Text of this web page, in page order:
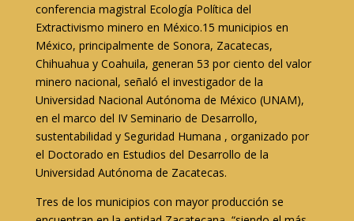
conferencia magistral Ecología Política del
Extractivismo minero en México.15 municipios en
México, principalmente de Sonora, Zacatecas,
Chihuahua y Coahuila, generan 53 por ciento del valor
minero nacional, señaló el investigador de la
Universidad Nacional Autónoma de México (UNAM),
en el marco del IV Seminario de Desarrollo,
sustentabilidad y Seguridad Humana , organizado por
el Doctorado en Estudios del Desarrollo de la
Universidad Autónoma de Zacatecas.
Tres de los municipios con mayor producción se